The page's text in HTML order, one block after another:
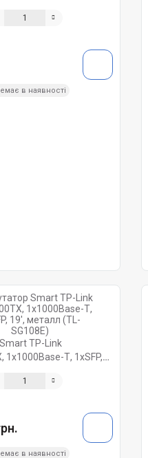
в наявності
TP-Link
1х1000Base-Т, 1хSFP,
в наявності